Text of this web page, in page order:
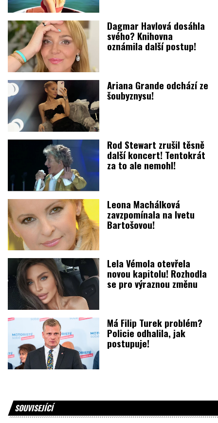
Dagmar Havlová dosáhla
svého? Knihovna
oznámila další postup!
Ariana Grande odchází ze
šoubyznysu!
Rod Stewart zrušil těsně
další koncert! Tentokrát
za to ale nemohl!
Leona Machálková
zavzpomínala na Ivetu
Bartošovou!
Lela Vémola otevřela
novou kapitolu! Rozhodla
se pro výraznou změnu
Má Filip Turek problém?
Policie odhalila, jak
postupuje!
SOUVISEJÍCÍ